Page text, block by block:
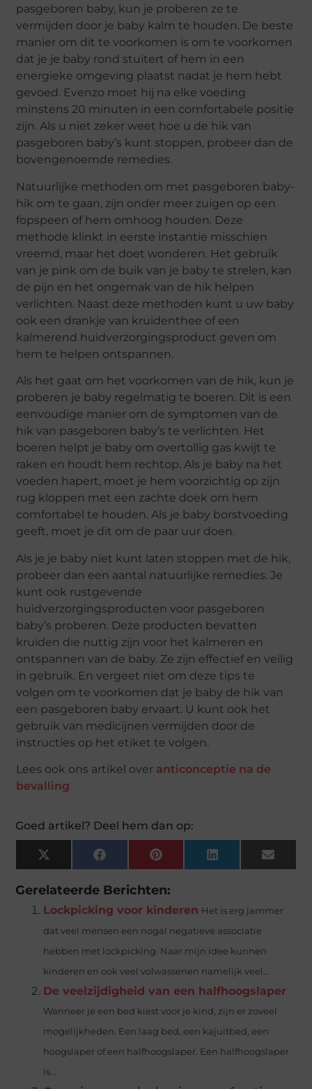
pasgeboren baby, kun je proberen ze te
vermijden door je baby kalm te houden. De beste
manier om dit te voorkomen is om te voorkomen
dat je je baby rond stuitert of hem in een
energieke omgeving plaatst nadat je hem hebt
gevoed. Evenzo moet hij na elke voeding
minstens 20 minuten in een comfortabele positie
zijn. Als u niet zeker weet hoe u de hik van
pasgeboren baby’s kunt stoppen, probeer dan de
bovengenoemde remedies.
Natuurlijke methoden om met pasgeboren baby-
hik om te gaan, zijn onder meer zuigen op een
fopspeen of hem omhoog houden. Deze
methode klinkt in eerste instantie misschien
vreemd, maar het doet wonderen. Het gebruik
van je pink om de buik van je baby te strelen, kan
de pijn en het ongemak van de hik helpen
verlichten. Naast deze methoden kunt u uw baby
ook een drankje van kruidenthee of een
kalmerend huidverzorgingsproduct geven om
hem te helpen ontspannen.
Als het gaat om het voorkomen van de hik, kun je
proberen je baby regelmatig te boeren. Dit is een
eenvoudige manier om de symptomen van de
hik van pasgeboren baby’s te verlichten. Het
boeren helpt je baby om overtollig gas kwijt te
raken en houdt hem rechtop. Als je baby na het
voeden hapert, moet je hem voorzichtig op zijn
rug kloppen met een zachte doek om hem
comfortabel te houden. Als je baby borstvoeding
geeft, moet je dit om de paar uur doen.
Als je je baby niet kunt laten stoppen met de hik,
probeer dan een aantal natuurlijke remedies. Je
kunt ook rustgevende
huidverzorgingsproducten voor pasgeboren
baby’s proberen. Deze producten bevatten
kruiden die nuttig zijn voor het kalmeren en
ontspannen van de baby. Ze zijn effectief en veilig
in gebruik. En vergeet niet om deze tips te
volgen om te voorkomen dat je baby de hik van
een pasgeboren baby ervaart. U kunt ook het
gebruik van medicijnen vermijden door de
instructies op het etiket te volgen.
Lees ook ons artikel over anticonceptie na de
bevalling
Goed artikel? Deel hem dan op:
X
(Twitter)
Facebook Pinterest LinkedIn Email
Gerelateerde Berichten:
Lockpicking voor kinderen Het is erg jammer
dat veel mensen een nogal negatieve associatie
hebben met lockpicking. Naar mijn idee kunnen
kinderen en ook veel volwassenen namelijk veel...
De veelzijdigheid van een halfhoogslaper
Wanneer je een bed kiest voor je kind, zijn er zoveel
mogelijkheden. Een laag bed, een kajuitbed, een
hoogslaper of een halfhoogslaper. Een halfhoogslaper
is...